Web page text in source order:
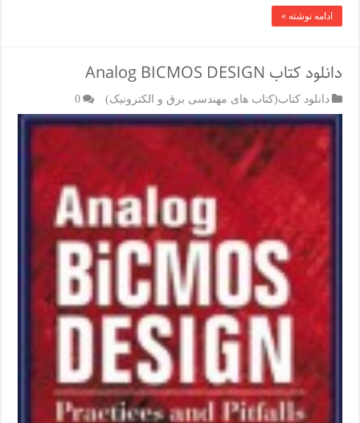
ادامه نوشته »
دانلود کتاب Analog BICMOS DESIGN
دانلود کتاب(کتاب های مهندسی برق و الکترونیک) 0